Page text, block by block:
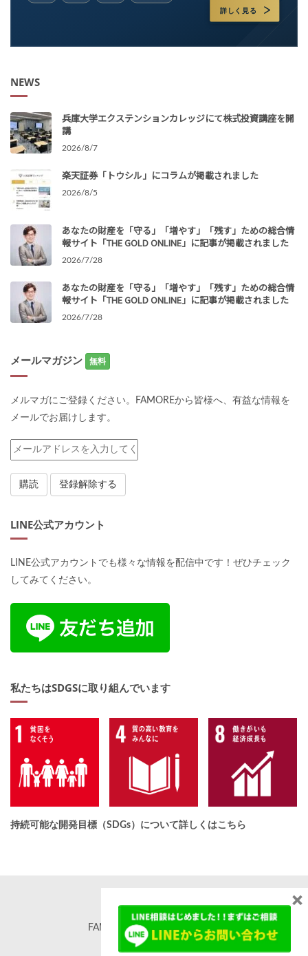
NEWS
兵庫大学エクステンションカレッジにて株式投資講座を開
講
2026/8/7
楽天証券「トウシル」にコラムが掲載されました
2026/8/5
あなたの財産を「守る」「増やす」「残す」ための総合情
報サイト「THE GOLD ONLINE」に記事が掲載されました
2026/7/28
あなたの財産を「守る」「増やす」「残す」ための総合情
報サイト「THE GOLD ONLINE」に記事が掲載されました
2026/7/28
メールマガジン 無料
メルマガにご登録ください。FAMOREから皆様へ、有益な情報を
メールでお届けします。
LINE公式アカウント
LINE公式アカウントでも様々な情報を配信中です！ぜひチェック
してみてください。
私たちはSDGSに取り組んでいます
持続可能な開発目標（SDGs）について詳しくはこちら
FAMORE. All rights reserved. ©
famore.co.jp
×